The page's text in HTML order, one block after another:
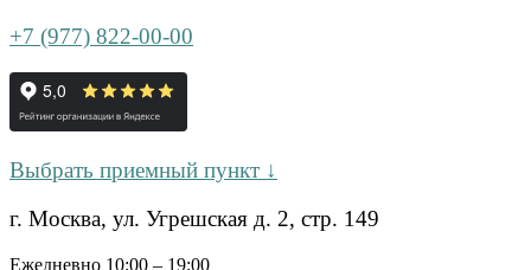
+7 (977) 822-00-00
Выбрать приемный пункт ↓
г. Москва, ул. Угрешская д. 2, стр. 149
Ежедневно 10:00 – 19:00